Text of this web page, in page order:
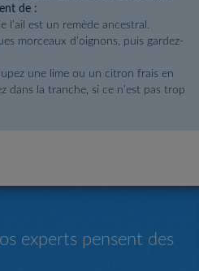
de :
l’ail est un remède ancestral.
morceaux d’oignons, puis gardez-
une lime ou un citron frais en
dans la tranche, si ce n’est pas trop
experts pensent des